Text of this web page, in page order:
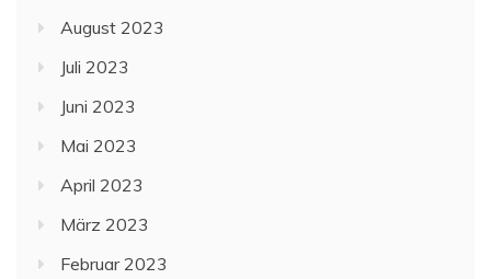
August 2023
Juli 2023
Juni 2023
Mai 2023
April 2023
März 2023
Februar 2023